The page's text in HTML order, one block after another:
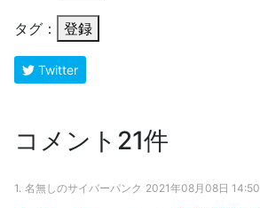
タグ： 登録
Twitter
コメント21件
1. 名無しのサイバーパンク 2021年08月08日 14:50